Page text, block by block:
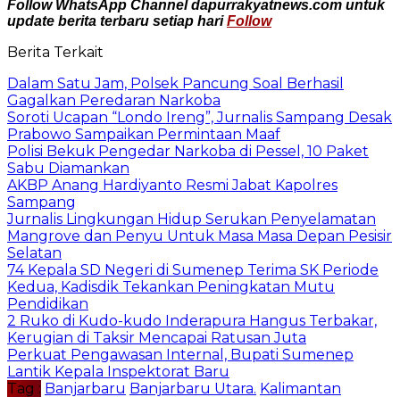
Follow WhatsApp Channel dapurrakyatnews.com untuk
update berita terbaru setiap hariFollow
Berita Terkait
Dalam Satu Jam, Polsek Pancung Soal Berhasil
Gagalkan Peredaran Narkoba
Soroti Ucapan “Londo Ireng”, Jurnalis Sampang Desak
Prabowo Sampaikan Permintaan Maaf
Polisi Bekuk Pengedar Narkoba di Pessel, 10 Paket
Sabu Diamankan
AKBP Anang Hardiyanto Resmi Jabat Kapolres
Sampang
Jurnalis Lingkungan Hidup Serukan Penyelamatan
Mangrove dan Penyu Untuk Masa Masa Depan Pesisir
Selatan
74 Kepala SD Negeri di Sumenep Terima SK Periode
Kedua, Kadisdik Tekankan Peningkatan Mutu
Pendidikan
2 Ruko di Kudo-kudo Inderapura Hangus Terbakar,
Kerugian di Taksir Mencapai Ratusan Juta
Perkuat Pengawasan Internal, Bupati Sumenep
Lantik Kepala Inspektorat Baru
Tag : Banjarbaru Banjarbaru Utara. Kalimantan